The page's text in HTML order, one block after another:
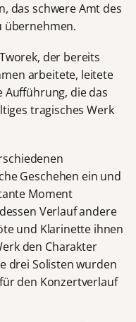
das schwere Amt des
übernehmen.
der bereits
arbeitete, leitete
Aufführung, die das
tragisches Werk
Geschehen ein und
Moment
Verlauf andere
und Klarinette ihnen
den Charakter
drei Solisten wurden
den Konzertverlauf